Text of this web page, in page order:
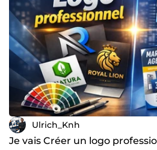
Ulrich_Knh
Je vais Créer un logo